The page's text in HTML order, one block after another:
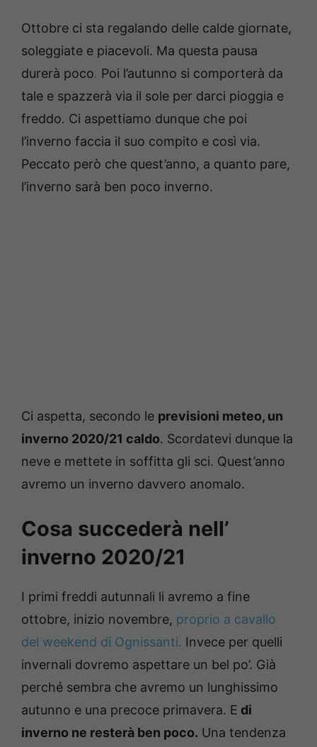
Ottobre ci sta regalando delle calde giornate,
soleggiate e piacevoli. Ma questa pausa
durerà poco. Poi l’autunno si comporterà da
tale e spazzerà via il sole per darci pioggia e
freddo. Ci aspettiamo dunque che poi
l’inverno faccia il suo compito e così via.
Peccato però che quest’anno, a quanto pare,
l’inverno sarà ben poco inverno.
Ci aspetta, secondo le previsioni meteo, un
inverno 2020/21 caldo. Scordatevi dunque la
neve e mettete in soffitta gli sci. Quest’anno
avremo un inverno davvero anomalo.
Cosa succederà nell’
inverno 2020/21
I primi freddi autunnali li avremo a fine
ottobre, inizio novembre, proprio a cavallo
del weekend di Ognissanti. Invece per quelli
invernali dovremo aspettare un bel po’. Già
perché sembra che avremo un lunghissimo
autunno e una precoce primavera. E di
inverno ne resterà ben poco. Una tendenza